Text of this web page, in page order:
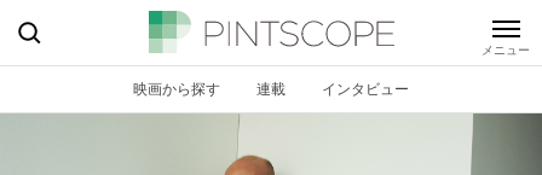
映画から探す 連載 インタビュー